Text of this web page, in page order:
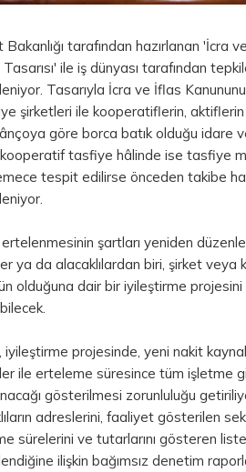
tarafından hazırlanan 'İcra
Tasarısı' ile iş dünyası tarafından
Tasarıyla İcra ve İflas
şirketleri ile kooperatiflerin,
göre borca batık olduğu idare
tasfiye hâlinde ise tasfiye
tespit edilirse önceden takibe
ertelenmesinin şartları yeniden
ya da alacaklılardan biri, şirket
olduğuna dair bir iyileştirme
iyileştirme projesinde, yeni nakit
ile erteleme süresince tüm işletme
gösterilmesi zorunluluğu
adreslerini, faaliyet gösterilen
sürelerini ve tutarlarını gösteren
ilişkin bağımsız denetim